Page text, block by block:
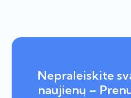
Nepraleiskite
naujienų –